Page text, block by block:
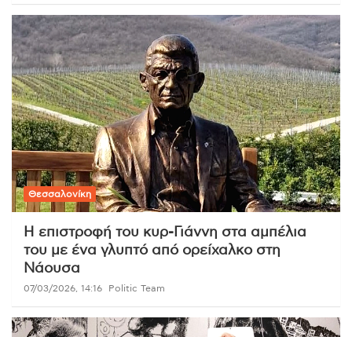
Θεσσαλονίκη
Η επιστροφή του κυρ-Γιάννη στα αμπέλια
του με ένα γλυπτό από ορείχαλκο στη
Νάουσα
07/03/2026, 14:16 Politic Team